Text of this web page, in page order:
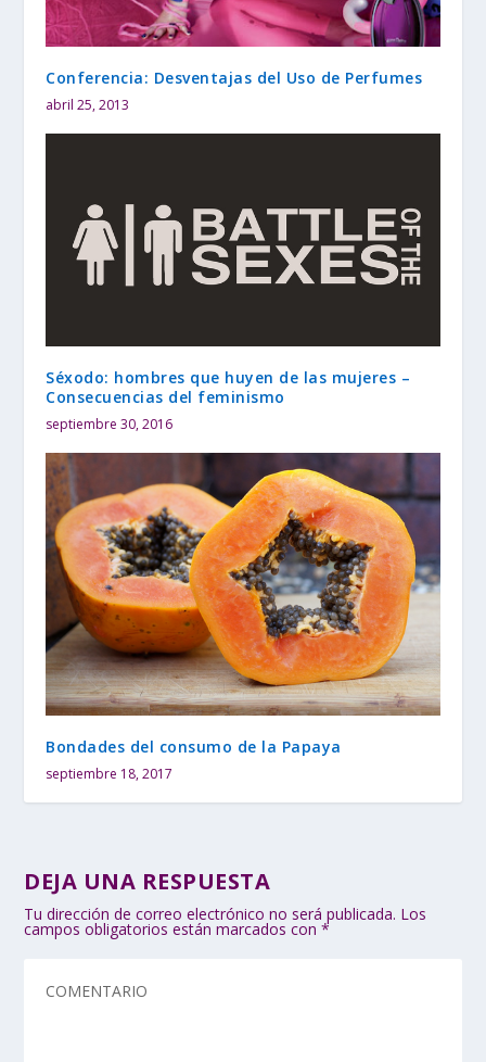
Conferencia: Desventajas del Uso de Perfumes
abril 25, 2013
Séxodo: hombres que huyen de las mujeres –
Consecuencias del feminismo
septiembre 30, 2016
Bondades del consumo de la Papaya
septiembre 18, 2017
DEJA UNA RESPUESTA
Tu dirección de correo electrónico no será publicada. Los
campos obligatorios están marcados con*